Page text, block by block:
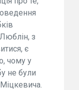
з
є
чому у
не були